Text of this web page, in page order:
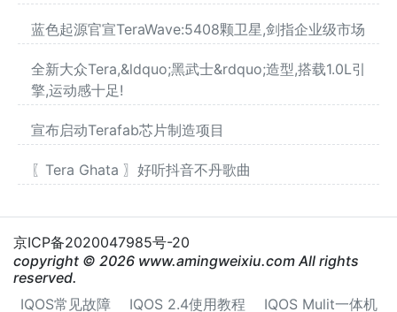
蓝色起源官宣TeraWave:5408颗卫星,剑指企业级市场
全新大众Tera,&ldquo;黑武士&rdquo;造型,搭载1.0L引
擎,运动感十足!
宣布启动Terafab芯片制造项目
〖Tera Ghata 〗好听抖音不丹歌曲
京ICP备2020047985号-20
copyright © 2026 www.amingweixiu.com All rights
reserved.
IQOS常见故障
IQOS 2.4使用教程 IQOS Mulit一体机